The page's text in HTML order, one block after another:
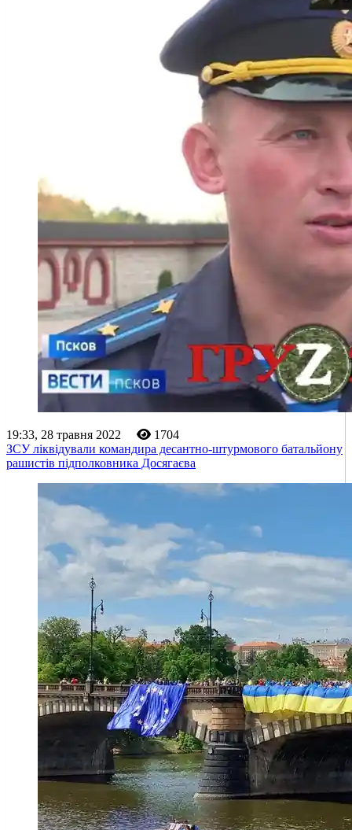
19:33, 28 травня 2022
1704
ЗСУ ліквідували командира десантно-штурмового батальйону
рашистів підполковника Досягаєва